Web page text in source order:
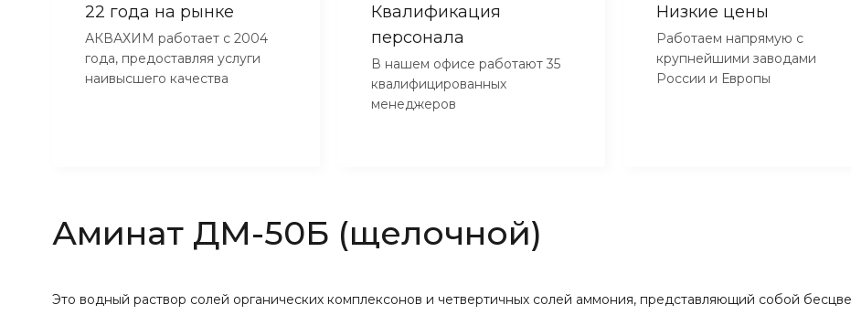
22 года на рынке
АКВАХИМ работает с 2004
года, предоставляя услуги
наивысшего качества
Квалификация
персонала
В нашем офисе работают 35
квалифицированных
менеджеров
Низкие цены
Работаем напрямую с
крупнейшими заводами
России и Европы
Аминат ДМ-50Б (щелочной)
Это водный раствор солей органических комплексонов и четвертичных солей аммония, представляющий собой